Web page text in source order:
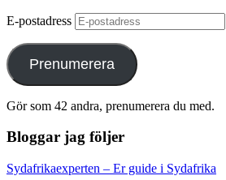
E-postadress
Prenumerera
Gör som 42 andra, prenumerera du med.
Bloggar jag följer
Sydafrikaexperten – Er guide i Sydafrika